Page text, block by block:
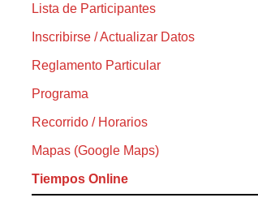
Lista de Participantes
Inscribirse / Actualizar Datos
Reglamento Particular
Programa
Recorrido / Horarios
Mapas (Google Maps)
Tiempos Online